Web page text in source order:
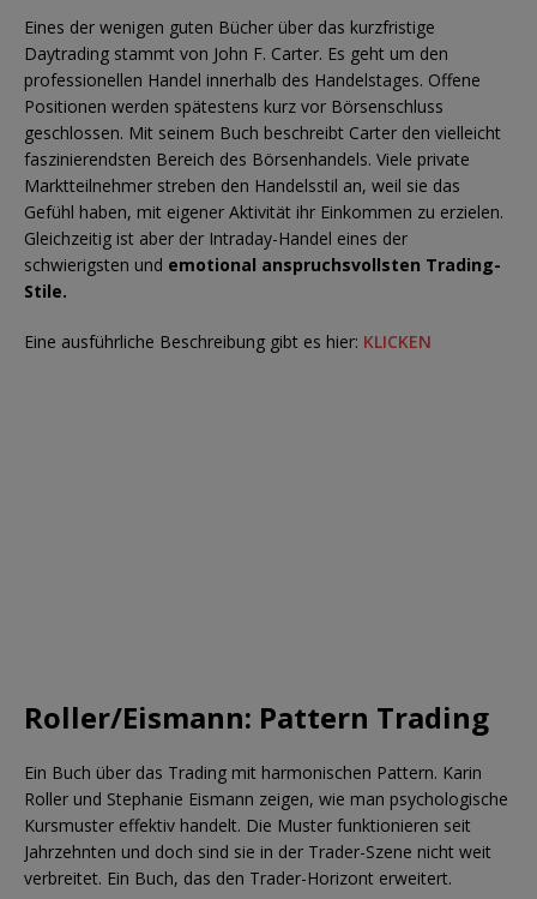
Eines der wenigen guten Bücher über das kurzfristige
Daytrading stammt von John F. Carter. Es geht um den
professionellen Handel innerhalb des Handelstages. Offene
Positionen werden spätestens kurz vor Börsenschluss
geschlossen. Mit seinem Buch beschreibt Carter den vielleicht
faszinierendsten Bereich des Börsenhandels. Viele private
Marktteilnehmer streben den Handelsstil an, weil sie das
Gefühl haben, mit eigener Aktivität ihr Einkommen zu erzielen.
Gleichzeitig ist aber der Intraday-Handel eines der
schwierigsten und emotional anspruchsvollsten Trading-
Stile.
Eine ausführliche Beschreibung gibt es hier: KLICKEN
Roller/Eismann: Pattern Trading
Ein Buch über das Trading mit harmonischen Pattern. Karin
Roller und Stephanie Eismann zeigen, wie man psychologische
Kursmuster effektiv handelt. Die Muster funktionieren seit
Jahrzehnten und doch sind sie in der Trader-Szene nicht weit
verbreitet. Ein Buch, das den Trader-Horizont erweitert.